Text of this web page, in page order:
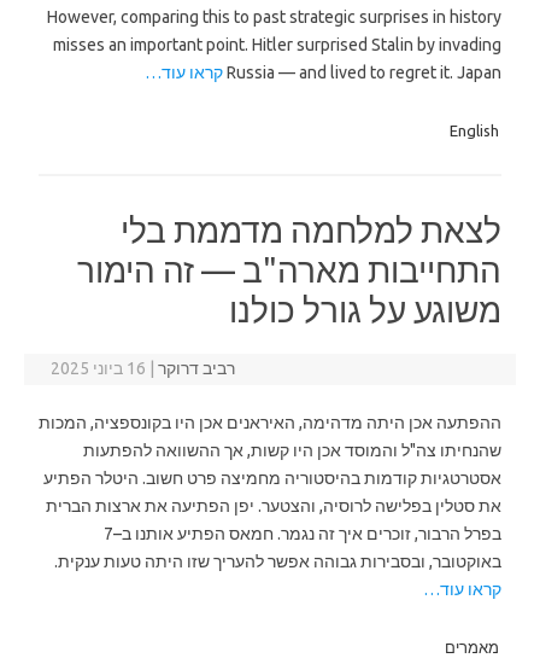
However, comparing this to past strategic surprises in history
misses an important point. Hitler surprised Stalin by invading
Russia — and lived to regret it. Japanקראו עוד…
English
לצאת למלחמה מדממת בלי
התחייבות מארה"ב — זה הימור
משוגע על גורל כולנו
רביב דרוקר 16 ביוני 2025
ההפתעה אכן היתה מדהימה, האיראנים אכן היו בקונספציה, המכות
שהנחיתו צה"ל והמוסד אכן היו קשות, אך ההשוואה להפתעות
אסטרטגיות קודמות בהיסטוריה מחמיצה פרט חשוב. היטלר הפתיע
את סטלין בפלישה לרוסיה, והצטער. יפן הפתיעה את ארצות הברית
בפרל הרבור, זוכרים איך זה נגמר. חמאס הפתיע אותנו ב–7
באוקטובר, ובסבירות גבוהה אפשר להעריך שזו היתה טעות ענקית.
קראו עוד…
מאמרים